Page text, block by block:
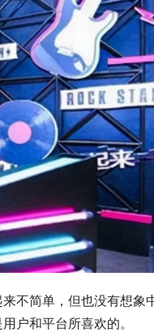
不简单，但也没有想象
户和平台所喜欢的。